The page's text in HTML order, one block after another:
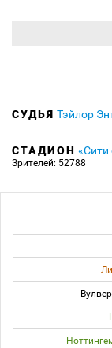
СУДЬЯ Тэйлор
СТАДИОН «Сити
Зрителей: 52788